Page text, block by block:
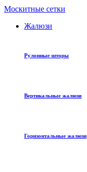
Москитные сетки
Жалюзи
Рулонные шторы
Вертикальные жалюзи
Горизонтальные жалюзи